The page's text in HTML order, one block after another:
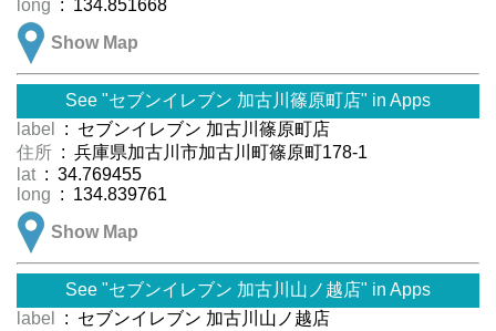
long : 134.851668
Show Map
See "セブンイレブン 加古川篠原町店" in Apps
label
: セブンイレブン 加古川篠原町店
住所 : 兵庫県加古川市加古川町篠原町178-1
lat : 34.769455
long : 134.839761
Show Map
See "セブンイレブン 加古川山ノ越店" in Apps
label
: セブンイレブン 加古川山ノ越店